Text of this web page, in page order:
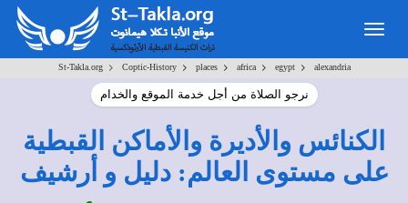
St-Takla.org> Coptic-History> places> africa> egypt> alexandria
نرجو الصلاة من أجل خدمة الموقع والخدام
الكنائس والأديرة والأماكن القبطية
على مستوى العالم: دليل و أرشيف